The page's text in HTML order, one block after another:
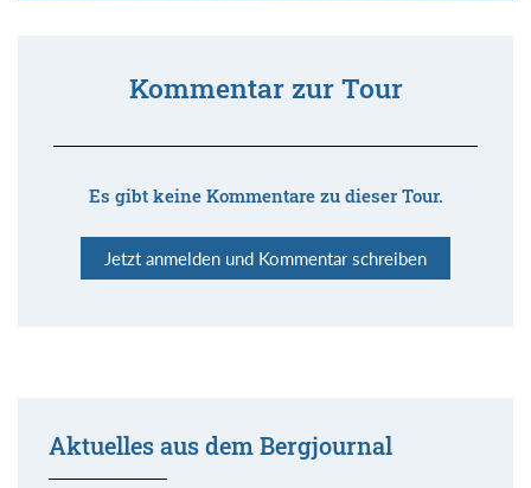
Kommentar zur Tour
Es gibt keine Kommentare zu dieser Tour.
Jetzt anmelden und Kommentar schreiben
Aktuelles aus dem Bergjournal